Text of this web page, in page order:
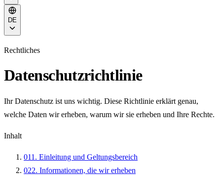
DE
Rechtliches
Datenschutzrichtlinie
Ihr Datenschutz ist uns wichtig. Diese Richtlinie erklärt genau,
welche Daten wir erheben, warum wir sie erheben und Ihre Rechte.
Inhalt
011. Einleitung und Geltungsbereich
022. Informationen, die wir erheben